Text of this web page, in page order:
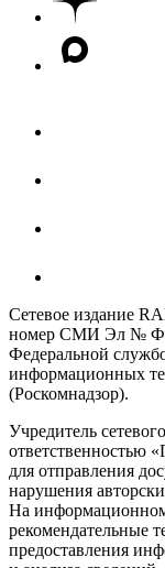
Сетевое издание
номер СМИ Эл №
Федеральной
информационных
(Роскомнадзор).
Учредитель
ответственностью
для отправления
нарушения
На
рекомендательные
предоставления